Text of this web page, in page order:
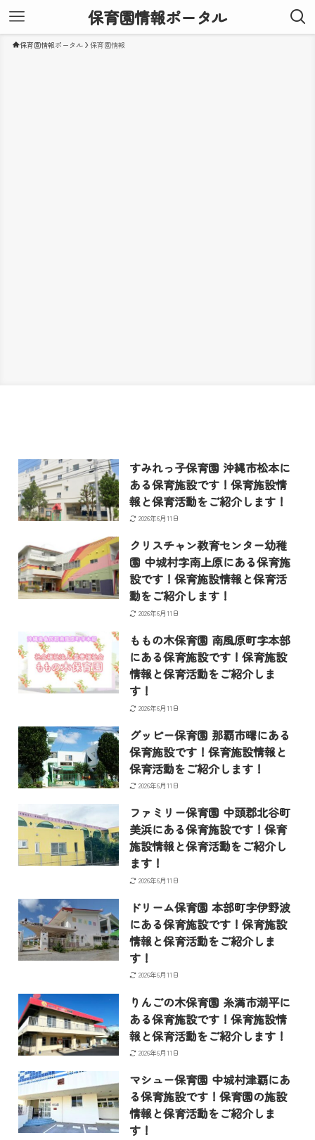
保育園情報ポータル
保育園情報ポータル 保育園情報
すみれっ子保育園 沖縄市松本に
ある保育施設です！保育施設情
報と保育活動をご紹介します！
2026年6月11日
クリスチャン教育センター幼稚
園 中城村字南上原にある保育施
設です！保育施設情報と保育活
動をご紹介します！
2026年6月11日
ももの木保育園 南風原町字本部
にある保育施設です！保育施設
情報と保育活動をご紹介しま
す！
2026年6月11日
グッピー保育園 那覇市曙にある
保育施設です！保育施設情報と
保育活動をご紹介します！
2026年6月11日
ファミリー保育園 中頭郡北谷町
美浜にある保育施設です！保育
施設情報と保育活動をご紹介し
ます！
2026年6月11日
ドリーム保育園 本部町字伊野波
にある保育施設です！保育施設
情報と保育活動をご紹介しま
す！
2026年6月11日
りんごの木保育園 糸満市潮平に
ある保育施設です！保育施設情
報と保育活動をご紹介します！
2026年6月11日
マシュー保育園 中城村津覇にあ
る保育施設です！保育園の施設
情報と保育活動をご紹介しま
す！